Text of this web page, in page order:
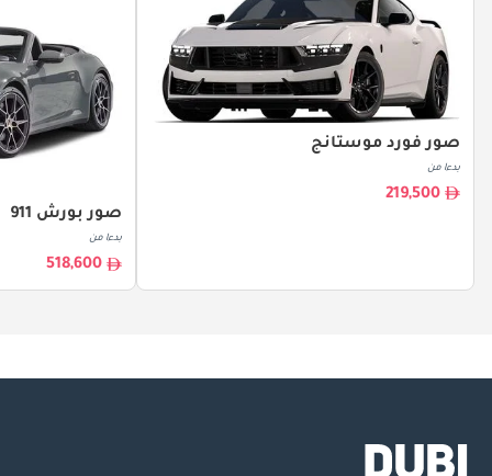
صور فورد موستانج
بدءا من
219,500
صور بورش 911
بدءا من
518,600